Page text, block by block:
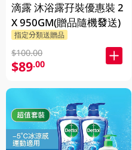
滴露 沐浴露孖裝優惠裝 2
X 950GM(贈品隨機發送)
指定分類送贈品
$100.00
$89.00